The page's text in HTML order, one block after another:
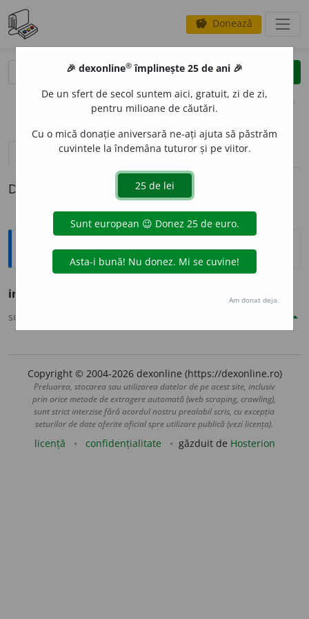
savings Donează
clear
opțiuni
definiții (1) pronunțievolume_up (49)
Definiția cu ID-ul 799908:
Explicative DEX
ireal
sursa:
Copyright © 2004-2026 dexonline (https://dexonline.ro)
Preluarea, stocarea sau utilizarea datelor de pe acest site, inclusiv
prin orice metode de extragere automată (web scraping, crawling),
sunt strict interzise fără acordul nostru prealabil scris, cu excepția
seturilor de date oferite oficial spre utilizare publică (vezi licența).
licență confidențialitate găzduit de Hosterion
🎉 dexonline® împlinește 25 de ani 🎉
De un sfert de secol suntem aici, gratuit, zi de zi,
pentru milioane de căutări.
Cu o mică donație aniversară ne-ați ajuta să păstrăm
cuvintele la îndemâna tuturor și pe viitor.
Am donat deja.